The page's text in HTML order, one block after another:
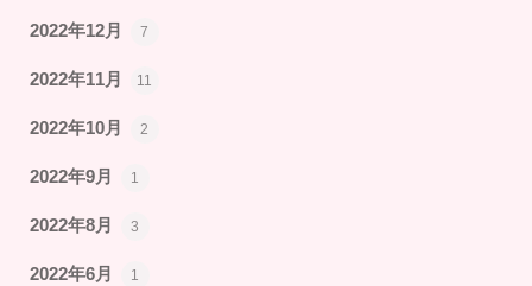
2022年12月 7
2022年11月 11
2022年10月 2
2022年9月 1
2022年8月 3
2022年6月 1